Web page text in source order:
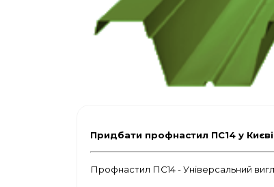
Придбати профнастил ПС14 у
Профнастил ПС14 - Універсальний